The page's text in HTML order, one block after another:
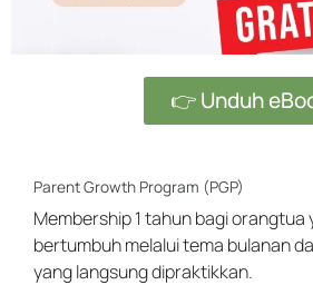
👉 Unduh
Parent Growth Program (PGP)
Membership 1 tahun bagi orangtua
bertumbuh melalui tema bulanan
yang langsung dipraktikkan.